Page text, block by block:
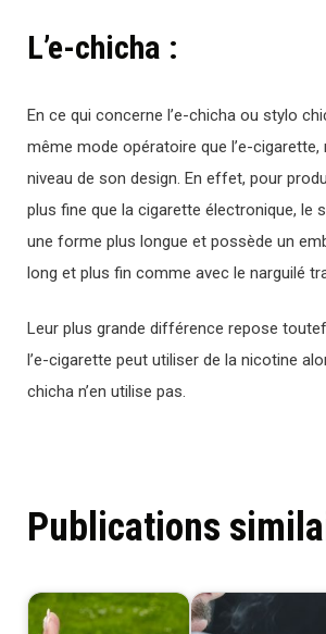
L’e-chicha :
En ce qui concerne l’e-chicha ou stylo
même mode opératoire que l’e-
niveau de son design. En effet, pour
plus fine que la cigarette électronique, le
une forme plus longue et possède un
long et plus fin comme avec le narguilé
Leur plus grande différence repose
l’e-cigarette peut utiliser de la nicotine
chicha n’en utilise pas.
Publications